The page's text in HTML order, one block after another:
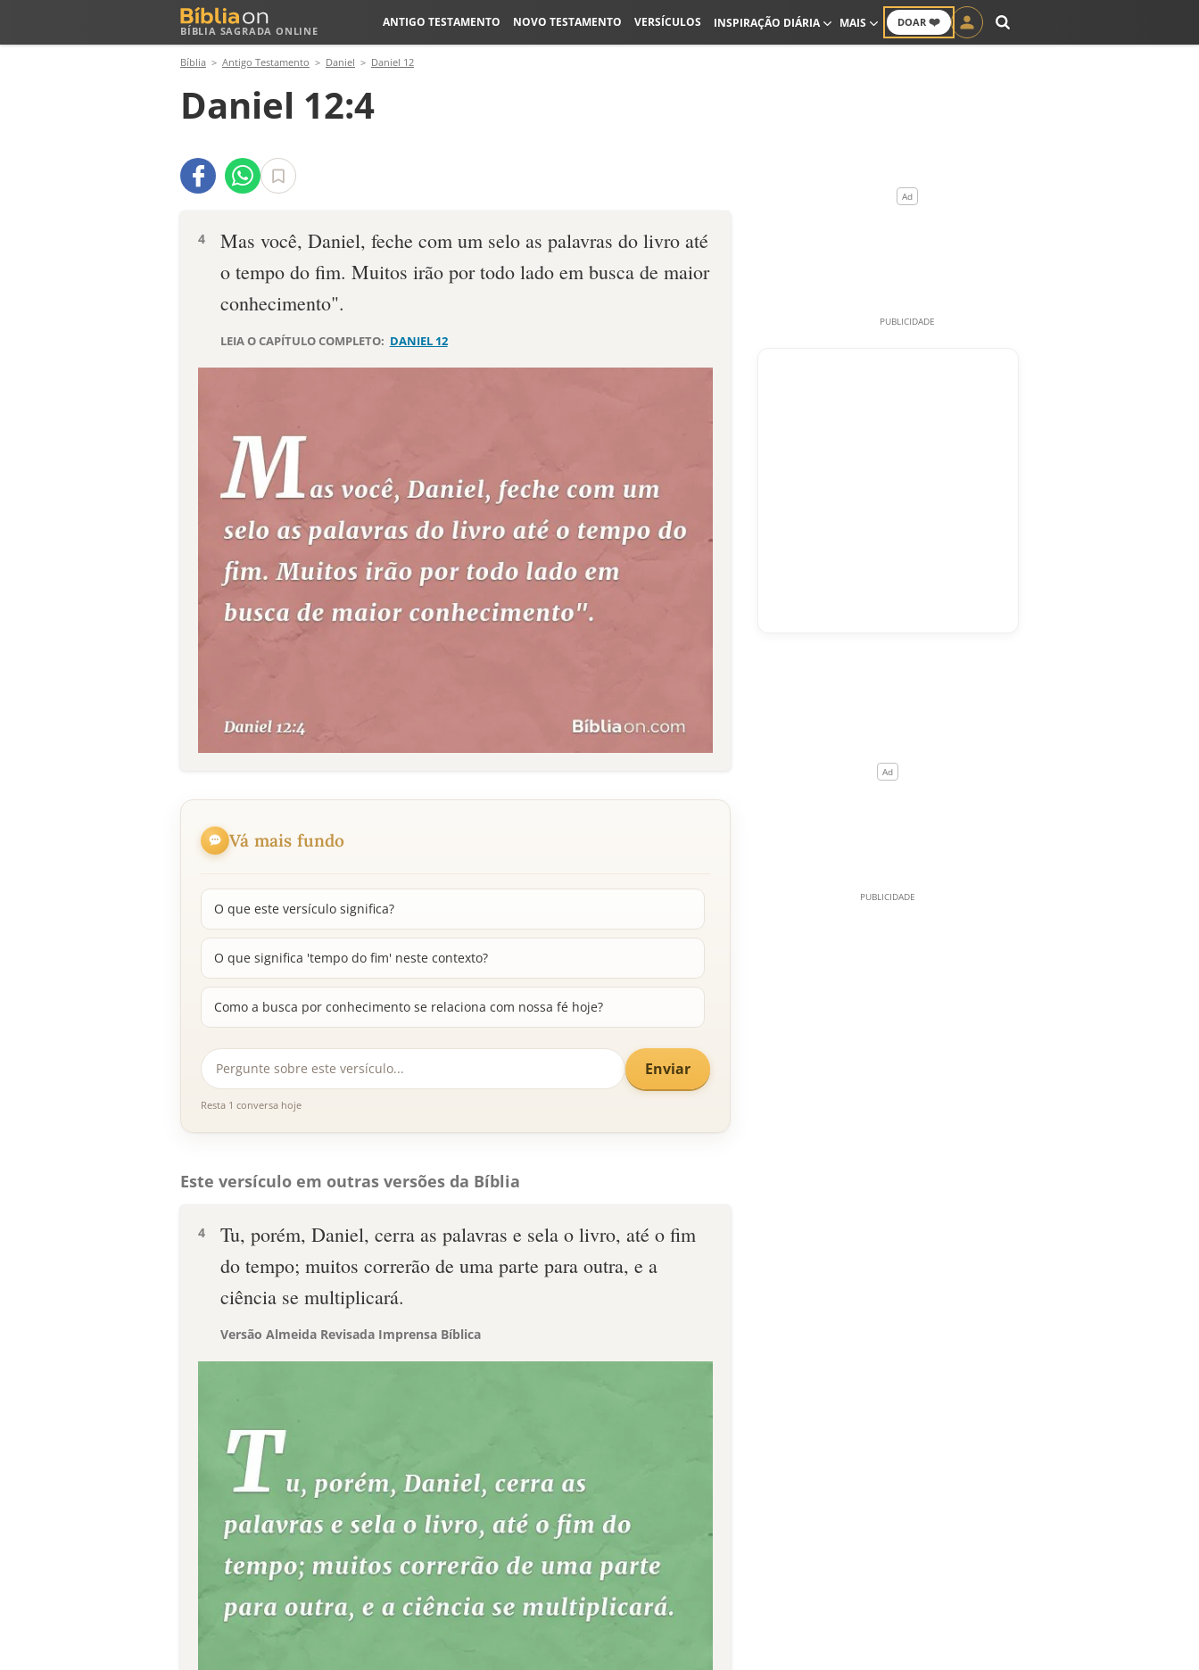
BÍBLIA SAGRADA ONLINE
DOAR ❤️
ANTIGO TESTAMENTO NOVO TESTAMENTO VERSÍCULOS INSPIRAÇÃO DIÁRIA MAIS
Bíblia Antigo Testamento Daniel Daniel 12
Daniel 12:4
4
Mas você, Daniel, feche com um selo as palavras do livro até
o tempo do fim. Muitos irão por todo lado em busca de maior
conhecimento".
LEIA O CAPÍTULO COMPLETO: DANIEL 12
Vá mais fundo
O que este versículo significa?
O que significa 'tempo do fim' neste contexto?
Como a busca por conhecimento se relaciona com nossa fé hoje?
Enviar
Resta 1 conversa hoje
Este versículo em outras versões da Bíblia
4
Tu, porém, Daniel, cerra as palavras e sela o livro, até o fim
do tempo; muitos correrão de uma parte para outra, e a
ciência se multiplicará.
Versão Almeida Revisada Imprensa Bíblica